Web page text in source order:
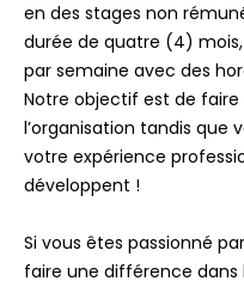
en des stages non
durée de quatre (4)
par semaine avec des
Notre objectif est de
l’organisation tandis que
votre expérience
développent !
Si vous êtes passionné
faire une différence dans